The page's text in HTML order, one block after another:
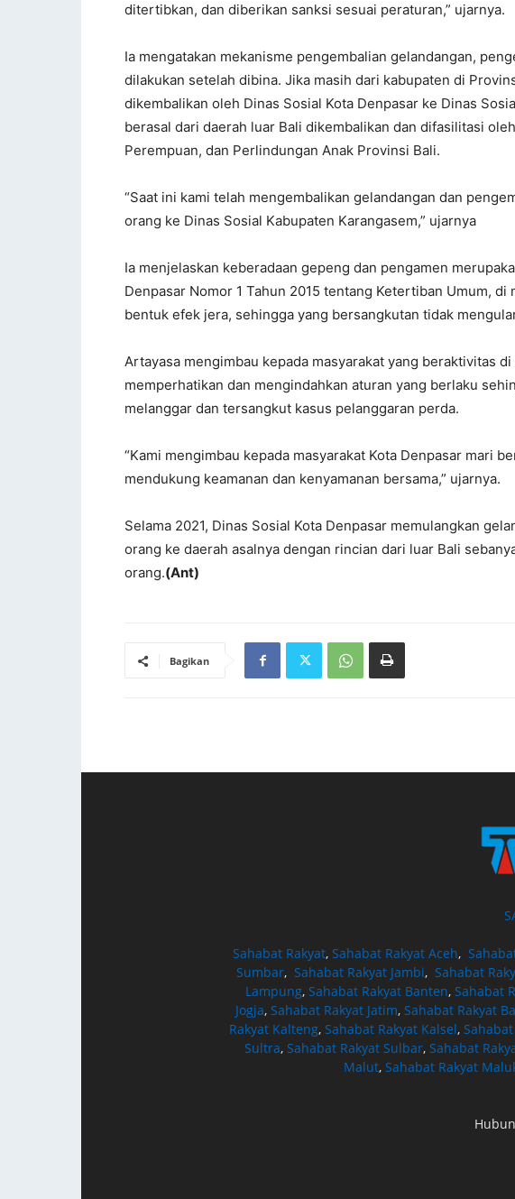
ditertibkan, dan diberikan sanksi sesuai peraturan,” ujarnya.
Ia mengatakan mekanisme pengembalian gelandangan,
dilakukan setelah dibina. Jika masih dari kabupaten di
dikembalikan oleh Dinas Sosial Kota Denpasar ke Dinas
berasal dari daerah luar Bali dikembalikan dan difasilitasi
Perempuan, dan Perlindungan Anak Provinsi Bali.
“Saat ini kami telah mengembalikan gelandangan dan
orang ke Dinas Sosial Kabupaten Karangasem,” ujarnya
Ia menjelaskan keberadaan gepeng dan pengamen
Denpasar Nomor 1 Tahun 2015 tentang Ketertiban Umum,
bentuk efek jera, sehingga yang bersangkutan tidak
Artayasa mengimbau kepada masyarakat yang beraktivitas
memperhatikan dan mengindahkan aturan yang berlaku
melanggar dan tersangkut kasus pelanggaran perda.
“Kami mengimbau kepada masyarakat Kota Denpasar mari
mendukung keamanan dan kenyamanan bersama,” ujarnya.
Selama 2021, Dinas Sosial Kota Denpasar memulangkan
orang ke daerah asalnya dengan rincian dari luar Bali
orang.(Ant)
Bagikan
Sahabat Rakyat, Sahabat Rakyat Aceh,
Sumbar,Sahabat Rakyat Jambi,Sahabat
Lampung, Sahabat Rakyat Banten, Sahabat
Jogja, Sahabat Rakyat Jatim, Sahabat Rakyat
Rakyat Kalteng, Sahabat Rakyat Kalsel,
Sultra, Sahabat Rakyat Sulbar, Sahabat
Malut, Sahabat Rakyat